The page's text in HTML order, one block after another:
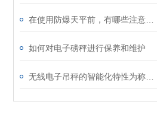
如何对电子磅秤进行保养和维护